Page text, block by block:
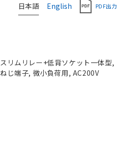
日本語 English PDF出力
スリムリレー+低背ソケット一体型,
ねじ端子, 微小負荷用, AC200V